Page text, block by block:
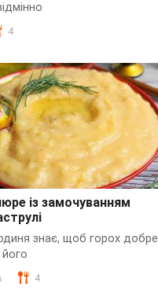
4
із замочуванням
знає, щоб горох добре
4